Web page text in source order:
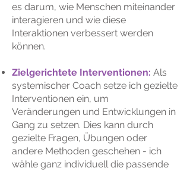
es darum, wie Menschen miteinander
interagieren und wie diese
Interaktionen verbessert werden
können.
Zielgerichtete Interventionen: Als
systemischer Coach setze ich gezielte
Interventionen ein, um
Veränderungen und Entwicklungen in
Gang zu setzen. Dies kann durch
gezielte Fragen, Übungen oder
andere Methoden geschehen - ich
wähle ganz individuell die passende